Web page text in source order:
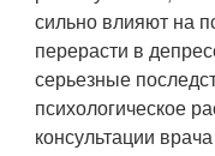
сильно влияют на
перерасти в
серьезные
психологическое
консультации